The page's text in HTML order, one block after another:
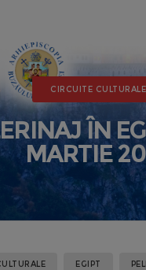
CIRCUITE CULTURALE
ÎN
MARTIE
EGIPT